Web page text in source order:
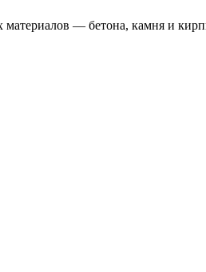
— бетона, камня и